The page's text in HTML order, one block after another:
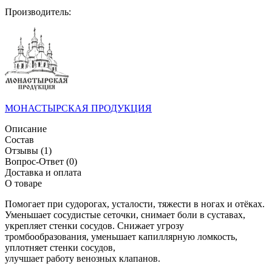
Производитель:
МОНАСТЫРСКАЯ ПРОДУКЦИЯ
Описание
Состав
Отзывы (1)
Вопрос-Ответ (0)
Доставка и оплата
О товаре
Помогает при судорогах, усталости, тяжести в ногах и отёках.
Уменьшает сосудистые сеточки, снимает боли в суставах,
укрепляет стенки сосудов. Снижает угрозу
тромбообразования, уменьшает капиллярную ломкость,
уплотняет стенки сосудов,
улучшает работу венозных клапанов.